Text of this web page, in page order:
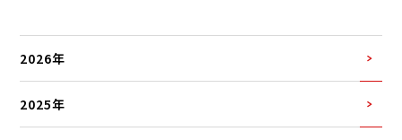
2026年
2025年